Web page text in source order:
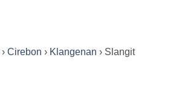
› Cirebon › Klangenan › Slangit